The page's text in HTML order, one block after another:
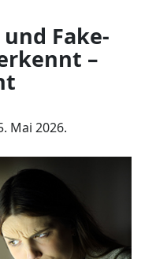
Fake-
–
Mai 2026.